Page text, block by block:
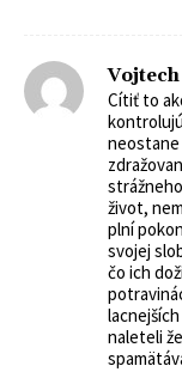
Cítiť to
neostane
život,
plní
svojej
čo ich
naleteli